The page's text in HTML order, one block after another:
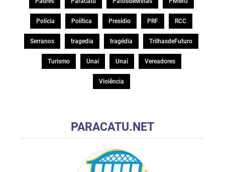
Polícia Política Presídio PRF RCC
Serranos tragedia tragédia TrilhasdeFuturo
Turismo Unai Unaí Vereadores
Violência
PARACATU.NET